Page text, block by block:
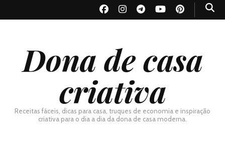
Dona de casa
criativa
Receitas fáceis, dicas para casa, truques de economia e inspiração
criativa para o dia a dia da dona de casa moderna.